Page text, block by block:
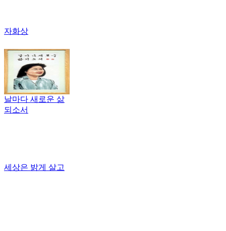
자화상
날마다 새로운 삶
되소서
세상은 밝게 살고